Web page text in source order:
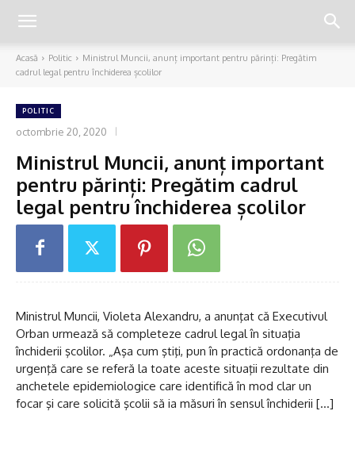
Acasă Politic
Ministrul Muncii, anunț important pentru părinți: Pregătim
cadrul legal pentru închiderea școlilor
POLITIC
octombrie 20, 2020
Ministrul Muncii, anunț important
pentru părinți: Pregătim cadrul
legal pentru închiderea școlilor
Ministrul Muncii, Violeta Alexandru, a anunţat că Executivul
Orban urmează să completeze cadrul legal în situaţia
închiderii şcolilor. „Aşa cum ştiţi, pun în practică ordonanţa de
urgenţă care se referă la toate aceste situaţii rezultate din
anchetele epidemiologice care identifică în mod clar un
focar şi care solicită şcolii să ia măsuri în sensul închiderii […]